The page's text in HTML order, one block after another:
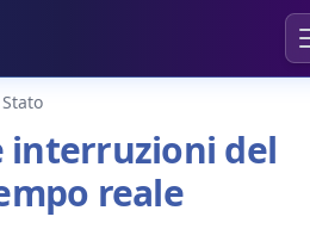
Stato
interruzioni del
reale